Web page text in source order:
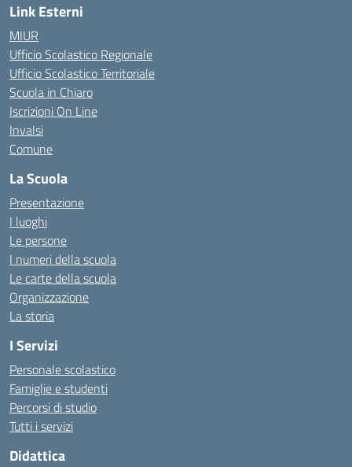
Link Esterni
MIUR
Ufficio Scolastico Regionale
Ufficio Scolastico Territoriale
Scuola in Chiaro
Iscrizioni On Line
Invalsi
Comune
La Scuola
Presentazione
I luoghi
Le persone
I numeri della scuola
Le carte della scuola
Organizzazione
La storia
I Servizi
Personale scolastico
Famiglie e studenti
Percorsi di studio
Tutti i servizi
Didattica